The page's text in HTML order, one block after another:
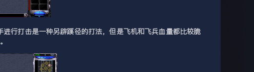
行打击是一种另辟蹊径的打法，但是飞机和飞兵血量都比较脆